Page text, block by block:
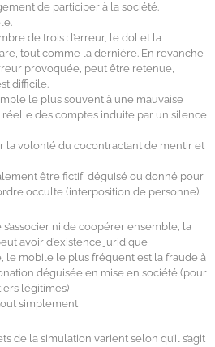
de participer à la société.
de trois : l’erreur, le dol et la
tout comme la dernière. En revanche
provoquée, peut être retenue,
difficile.
le plus souvent à une mauvaise
des comptes induite par un silence
la volonté du cocontractant de mentir et
être fictif, déguisé ou donné pour
occulte (interposition de personne).
s’associer ni de coopérer ensemble, la
avoir d’existence juridique
le mobile le plus fréquent est la fraude à
déguisée en mise en société (pour
légitimes)
tout simplement
de la simulation varient selon qu’il s’agit